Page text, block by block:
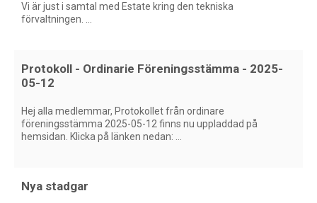
Vi är just i samtal med Estate kring den tekniska
förvaltningen. ...
Protokoll - Ordinarie Föreningsstämma - 2025-
05-12
Hej alla medlemmar, Protokollet från ordinare
föreningsstämma 2025-05-12 finns nu uppladdad på
hemsidan. Klicka på länken nedan: ...
Nya stadgar